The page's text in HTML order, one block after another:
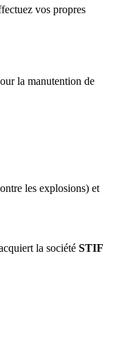
vos propres
la manutention de
les explosions) et
la société STIF